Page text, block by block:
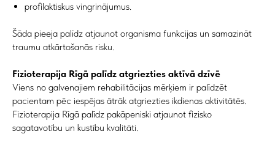
profilaktiskus vingrinājumus.
Šāda pieeja palīdz atjaunot organisma funkcijas un samazināt
traumu atkārtošanās risku.
Fizioterapija Rīgā palīdz atgriezties aktīvā dzīvē
Viens no galvenajiem rehabilitācijas mērķiem ir palīdzēt
pacientam pēc iespējas ātrāk atgriezties ikdienas aktivitātēs.
Fizioterapija Rīgā palīdz pakāpeniski atjaunot fizisko
sagatavotību un kustību kvalitāti.